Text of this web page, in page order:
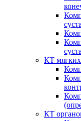
КТ
КТ